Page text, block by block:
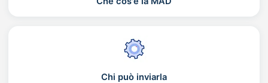
Chi può inviarla